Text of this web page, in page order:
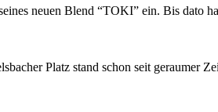
neuen Blend “TOKI” ein. Bis dato
Platz stand schon seit geraumer